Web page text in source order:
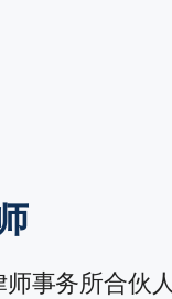
师事务所合伙人